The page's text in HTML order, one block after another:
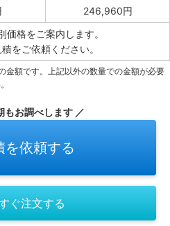
246,960円
価格をご案内します。
積をご依頼ください。
金額です。上記以外の数量での金額が必要
もお調べします ／
を依頼する
ぐ注文する